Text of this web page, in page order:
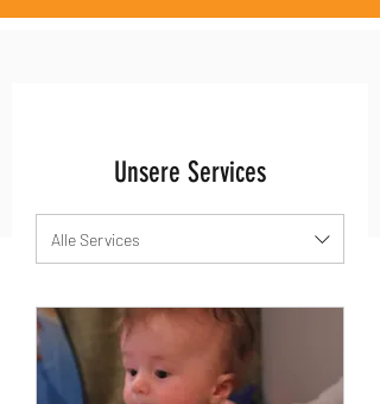
Unsere Services
Alle Services